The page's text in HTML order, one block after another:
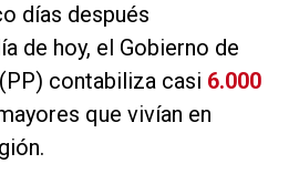
días después
de hoy, el Gobierno de
(PP) contabiliza casi 6.000
que vivían en